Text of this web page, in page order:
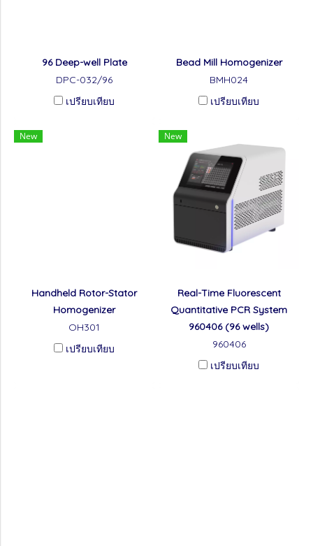
96 Deep-well Plate
DPC-032/96
เปรียบเทียบ
Bead Mill Homogenizer
BMH024
เปรียบเทียบ
New
Handheld Rotor-Stator
Homogenizer
OH301
เปรียบเทียบ
New
Real-Time Fluorescent
Quantitative PCR System
960406 (96 wells)
960406
เปรียบเทียบ